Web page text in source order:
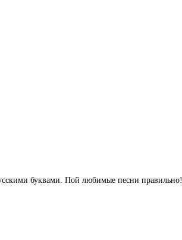
буквами. Пой любимые песни правильно!